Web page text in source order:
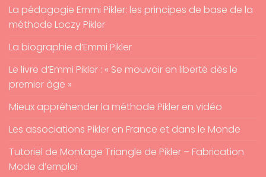
La pédagogie Emmi Pikler: les principes de base de la
méthode Loczy Pikler
La biographie d’Emmi Pikler
Le livre d’Emmi Pikler : « Se mouvoir en liberté dès le
premier âge »
Mieux appréhender la méthode Pikler en vidéo
Les associations Pikler en France et dans le Monde
Tutoriel de Montage Triangle de Pikler – Fabrication
Mode d’emploi